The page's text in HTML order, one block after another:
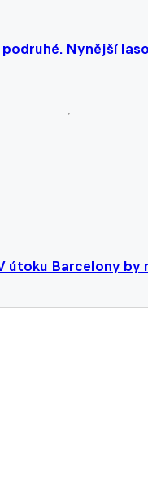
Nynější
útoku Barcelony